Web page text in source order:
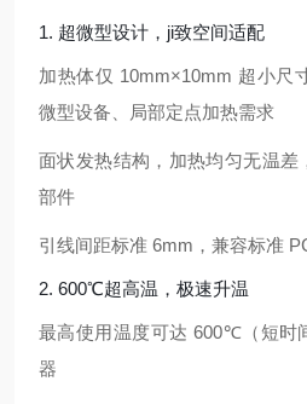
1. 超微型设计，ji致空间适配
加热体仅 10mm×10mm 超小尺
微型设备、局部定点加热需求
面状发热结构，加热均匀无温差
部件
引线间距标准 6mm，兼容标准
2. 600℃超高温，极速升温
最高使用温度可达600℃ （短
器